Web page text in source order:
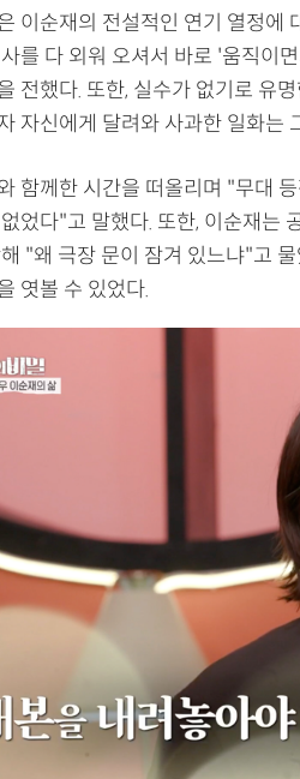
이순재의 전설적인 연기 열정에
를 다 외워 오셔서 바로 '움직이
전했다. 또한, 실수가 없기로 유
자신에게 달려와 사과한 일화는
함께한 시간을 떠올리며 "무대
었다"고 말했다. 또한, 이순재는
"왜 극장 문이 잠겨 있느냐"고
엿볼 수 있었다.